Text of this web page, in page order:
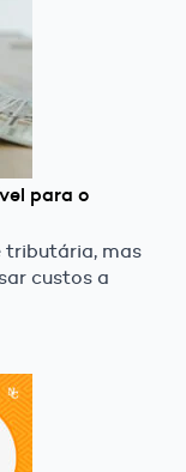
para o
tributária, mas
custos a